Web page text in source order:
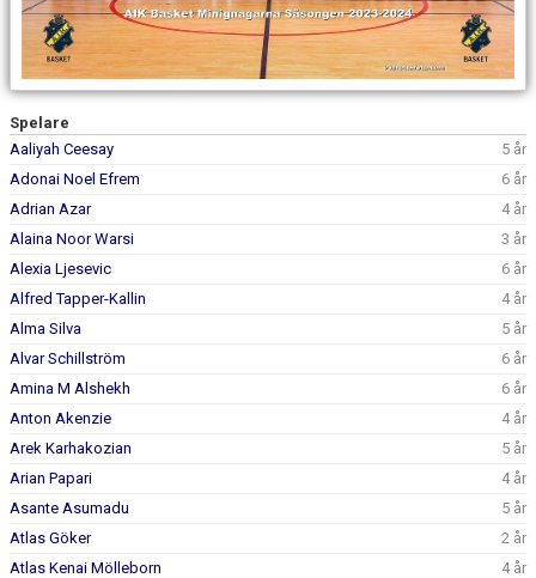
Spelare
Aaliyah Ceesay
5 år
Adonai Noel Efrem
6 år
Adrian Azar
4 år
Alaina Noor Warsi
3 år
Alexia Ljesevic
6 år
Alfred Tapper-Kallin
4 år
Alma Silva
5 år
Alvar Schillström
6 år
Amina M Alshekh
6 år
Anton Akenzie
4 år
Arek Karhakozian
5 år
Arian Papari
4 år
Asante Asumadu
5 år
Atlas Göker
2 år
Atlas Kenai Mölleborn
4 år